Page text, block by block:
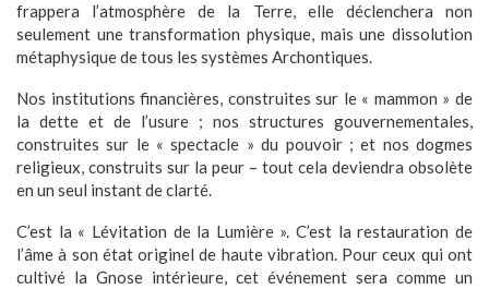
frappera l’atmosphère de la Terre, elle déclenchera non
seulement une transformation physique, mais une dissolution
métaphysique de tous les systèmes Archontiques.
Nos institutions financières, construites sur le « mammon » de
la dette et de l’usure ; nos structures gouvernementales,
construites sur le « spectacle » du pouvoir ; et nos dogmes
religieux, construits sur la peur – tout cela deviendra obsolète
en un seul instant de clarté.
C’est la « Lévitation de la Lumière ». C’est la restauration de
l’âme à son état originel de haute vibration. Pour ceux qui ont
cultivé la Gnose intérieure, cet événement sera comme un